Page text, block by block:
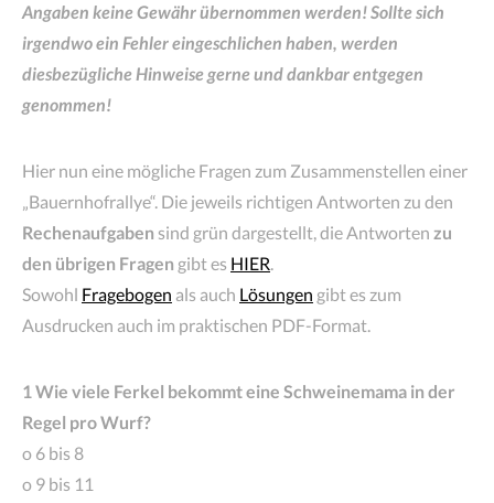
Angaben keine Gewähr übernommen werden! Sollte sich
irgendwo ein Fehler eingeschlichen haben, werden
diesbezügliche Hinweise gerne und dankbar entgegen
genommen!
Hier nun eine mögliche Fragen zum Zusammenstellen einer
„Bauernhofrallye“. Die jeweils richtigen Antworten zu den
Rechenaufgaben sind grün dargestellt, die Antworten zu
den übrigen Fragen gibt es HIER.
Sowohl Fragebogen als auch Lösungen gibt es zum
Ausdrucken auch im praktischen PDF-Format.
1 Wie viele Ferkel bekommt eine Schweinemama in der
Regel pro Wurf?
o 6 bis 8
o 9 bis 11